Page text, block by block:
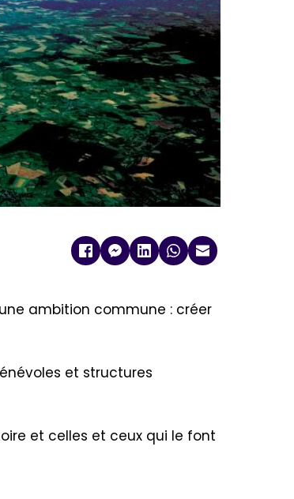
ambition commune : créer
et structures
et celles et ceux qui le font